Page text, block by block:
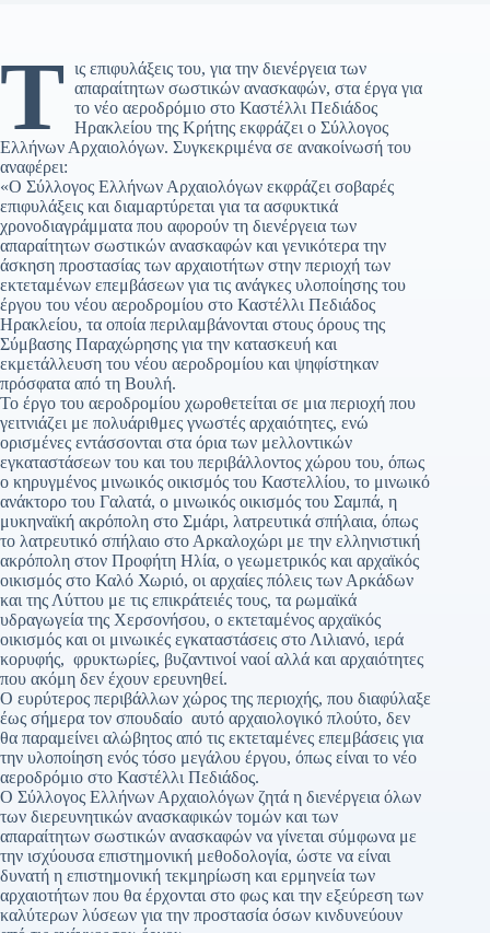
Τ ις επιφυλάξεις του, για την διενέργεια των
απαραίτητων σωστικών ανασκαφών, στα έργα για
το νέο αεροδρόμιο στο Καστέλλι Πεδιάδος
Ηρακλείου της Κρήτης εκφράζει ο Σύλλογος
Ελλήνων Αρχαιολόγων. Συγκεκριμένα σε ανακοίνωσή του
αναφέρει:
«Ο Σύλλογος Ελλήνων Αρχαιολόγων εκφράζει σοβαρές
επιφυλάξεις και διαμαρτύρεται για τα ασφυκτικά
χρονοδιαγράμματα που αφορούν τη διενέργεια των
απαραίτητων σωστικών ανασκαφών και γενικότερα την
άσκηση προστασίας των αρχαιοτήτων στην περιοχή των
εκτεταμένων επεμβάσεων για τις ανάγκες υλοποίησης του
έργου του νέου αεροδρομίου στο Καστέλλι Πεδιάδος
Ηρακλείου, τα οποία περιλαμβάνονται στους όρους της
Σύμβασης Παραχώρησης για την κατασκευή και
εκμετάλλευση του νέου αεροδρομίου και ψηφίστηκαν
πρόσφατα από τη Βουλή.
Το έργο του αεροδρομίου χωροθετείται σε μια περιοχή που
γειτνιάζει με πολυάριθμες γνωστές αρχαιότητες, ενώ
ορισμένες εντάσσονται στα όρια των μελλοντικών
εγκαταστάσεων του και του περιβάλλοντος χώρου του, όπως
ο κηρυγμένος μινωικός οικισμός του Καστελλίου, το μινωικό
ανάκτορο του Γαλατά, ο μινωικός οικισμός του Σαμπά, η
μυκηναϊκή ακρόπολη στο Σμάρι, λατρευτικά σπήλαια, όπως
το λατρευτικό σπήλαιο στο Αρκαλοχώρι με την ελληνιστική
ακρόπολη στον Προφήτη Ηλία, ο γεωμετρικός και αρχαϊκός
οικισμός στο Καλό Χωριό, οι αρχαίες πόλεις των Αρκάδων
και της Λύττου με τις επικράτειές τους, τα ρωμαϊκά
υδραγωγεία της Χερσονήσου, ο εκτεταμένος αρχαϊκός
οικισμός και οι μινωικές εγκαταστάσεις στο Λιλιανό, ιερά
κορυφής, φρυκτωρίες, βυζαντινοί ναοί αλλά και αρχαιότητες
που ακόμη δεν έχουν ερευνηθεί.
Ο ευρύτερος περιβάλλων χώρος της περιοχής, που διαφύλαξε
έως σήμερα τον σπουδαίο αυτό αρχαιολογικό πλούτο, δεν
θα παραμείνει αλώβητος από τις εκτεταμένες επεμβάσεις για
την υλοποίηση ενός τόσο μεγάλου έργου, όπως είναι το νέο
αεροδρόμιο στο Καστέλλι Πεδιάδος.
Ο Σύλλογος Ελλήνων Αρχαιολόγων ζητά η διενέργεια όλων
των διερευνητικών ανασκαφικών τομών και των
απαραίτητων σωστικών ανασκαφών να γίνεται σύμφωνα με
την ισχύουσα επιστημονική μεθοδολογία, ώστε να είναι
δυνατή η επιστημονική τεκμηρίωση και ερμηνεία των
αρχαιοτήτων που θα έρχονται στο φως και την εξεύρεση των
καλύτερων λύσεων για την προστασία όσων κινδυνεύουν